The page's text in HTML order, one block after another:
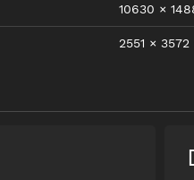
10630 ×
2551 × 3572